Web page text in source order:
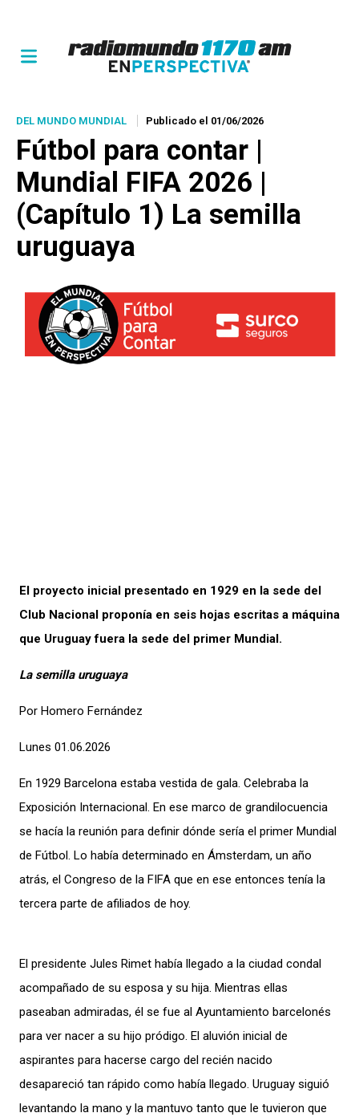
DEL MUNDO MUNDIAL Publicado el 01/06/2026
Fútbol para contar |
Mundial FIFA 2026 |
(Capítulo 1) La semilla
uruguaya
El proyecto inicial presentado en 1929 en la sede del
Club Nacional proponía en seis hojas escritas a máquina
que Uruguay fuera la sede del primer Mundial.
La semilla uruguaya
Por Homero Fernández
Lunes 01.06.2026
En 1929 Barcelona estaba vestida de gala. Celebraba la
Exposición Internacional. En ese marco de grandilocuencia
se hacía la reunión para definir dónde sería el primer Mundial
de Fútbol. Lo había determinado en Ámsterdam, un año
atrás, el Congreso de la FIFA que en ese entonces tenía la
tercera parte de afiliados de hoy.
El presidente Jules Rimet había llegado a la ciudad condal
acompañado de su esposa y su hija. Mientras ellas
paseaban admiradas, él se fue al Ayuntamiento barcelonés
para ver nacer a su hijo pródigo. El aluvión inicial de
aspirantes para hacerse cargo del recién nacido
desapareció tan rápido como había llegado. Uruguay siguió
levantando la mano y la mantuvo tanto que le tuvieron que